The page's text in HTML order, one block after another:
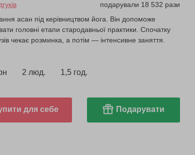
подарували 18 532 рази
асан під керівництвом йога. Він допоможе
головні етапи стародавньої практики. Спочатку
чекає розминка, а потім — інтенсивне заняття.
2 люд. 1,5 год.
для себе Подарувати